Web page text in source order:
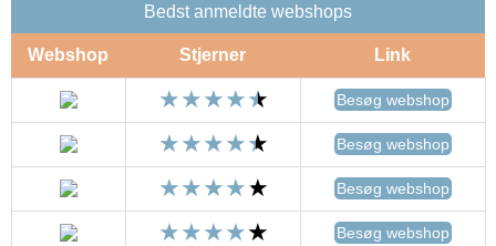
Bedst anmeldte webshops
Webshop Stjerner Link
Besøg webshop
Besøg webshop
Besøg webshop
Besøg webshop